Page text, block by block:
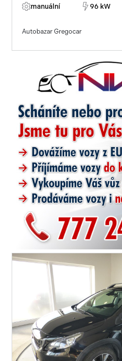
manuální
96 kW
Autobazar Gregocar